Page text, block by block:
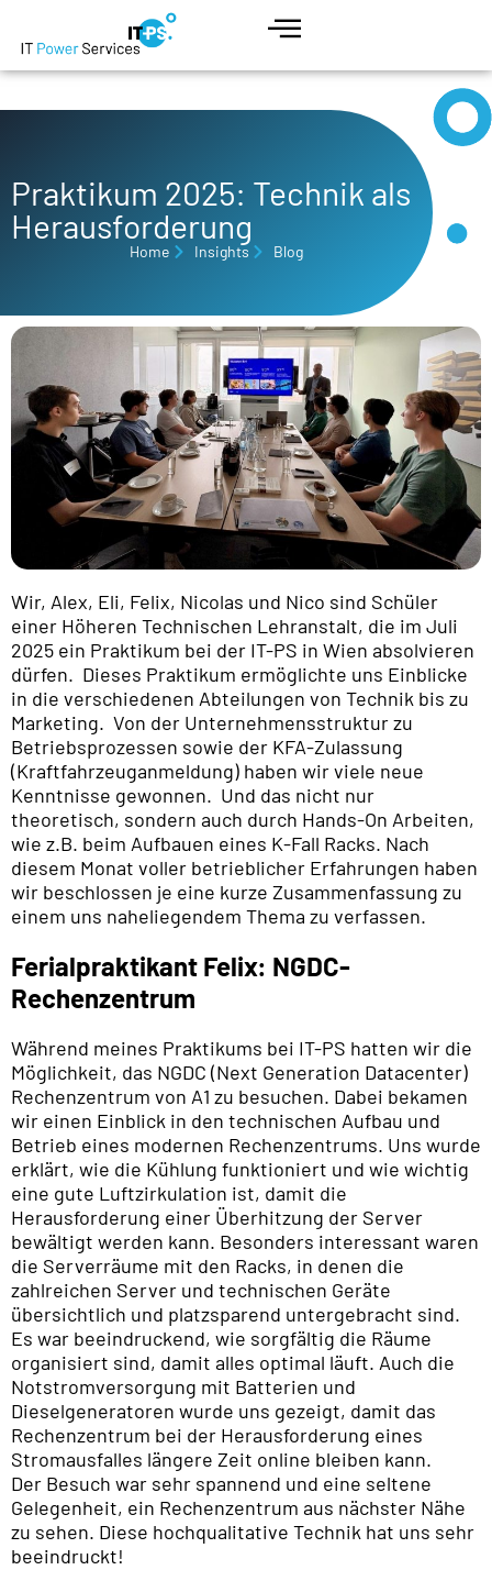
Praktikum 2025: Technik als
Herausforderung
Home Insights Blog
Wir, Alex, Eli, Felix, Nicolas und Nico sind Schüler
einer Höheren Technischen Lehranstalt, die im Juli
2025 ein Praktikum bei der IT-PS in Wien absolvieren
dürfen. Dieses Praktikum ermöglichte uns Einblicke
in die verschiedenen Abteilungen von Technik bis zu
Marketing. Von der Unternehmensstruktur zu
Betriebsprozessen sowie der KFA-Zulassung
(Kraftfahrzeuganmeldung) haben wir viele neue
Kenntnisse gewonnen. Und das nicht nur
theoretisch, sondern auch durch Hands-On Arbeiten,
wie z.B. beim Aufbauen eines K-Fall Racks. Nach
diesem Monat voller betrieblicher Erfahrungen haben
wir beschlossen je eine kurze Zusammenfassung zu
einem uns naheliegendem Thema zu verfassen.
Ferialpraktikant Felix: NGDC-
Rechenzentrum
Während meines Praktikums bei IT-PS hatten wir die
Möglichkeit, das NGDC (Next Generation Datacenter)
Rechenzentrum von A1 zu besuchen. Dabei bekamen
wir einen Einblick in den technischen Aufbau und
Betrieb eines modernen Rechenzentrums. Uns wurde
erklärt, wie die Kühlung funktioniert und wie wichtig
eine gute Luftzirkulation ist, damit die
Herausforderung einer Überhitzung der Server
bewältigt werden kann. Besonders interessant waren
die Serverräume mit den Racks, in denen die
zahlreichen Server und technischen Geräte
übersichtlich und platzsparend untergebracht sind.
Es war beeindruckend, wie sorgfältig die Räume
organisiert sind, damit alles optimal läuft. Auch die
Notstromversorgung mit Batterien und
Dieselgeneratoren wurde uns gezeigt, damit das
Rechenzentrum bei der Herausforderung eines
Stromausfalles längere Zeit online bleiben kann.
Der Besuch war sehr spannend und eine seltene
Gelegenheit, ein Rechenzentrum aus nächster Nähe
zu sehen. Diese hochqualitative Technik hat uns sehr
beeindruckt!